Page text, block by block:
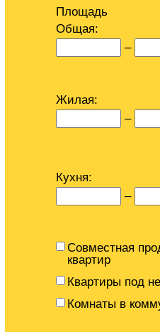
Площадь
Общая:
–
Жилая:
–
Кухня:
–
Совместная
квартир
Квартиры под
Комнаты в